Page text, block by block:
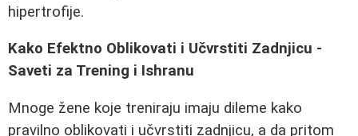
hipertrofije.
Kako Efektno Oblikovati i Učvrstiti Zadnjicu -
Saveti za Trening i Ishranu
Mnoge žene koje treniraju imaju dileme kako
pravilno oblikovati i učvrstiti zadnjicu, a da pritom